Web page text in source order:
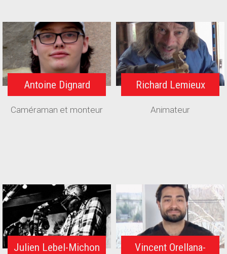
Antoine Dignard
Caméraman et monteur
Richard Lemieux
Animateur
Julien Lebel-Michon
Vincent Orellana-